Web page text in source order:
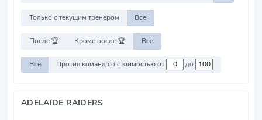
Только с текущим тренером Все
После 🏆 Кроме после 🏆 Все
Все Против команд со стоимостью от до
ADELAIDE RAIDERS